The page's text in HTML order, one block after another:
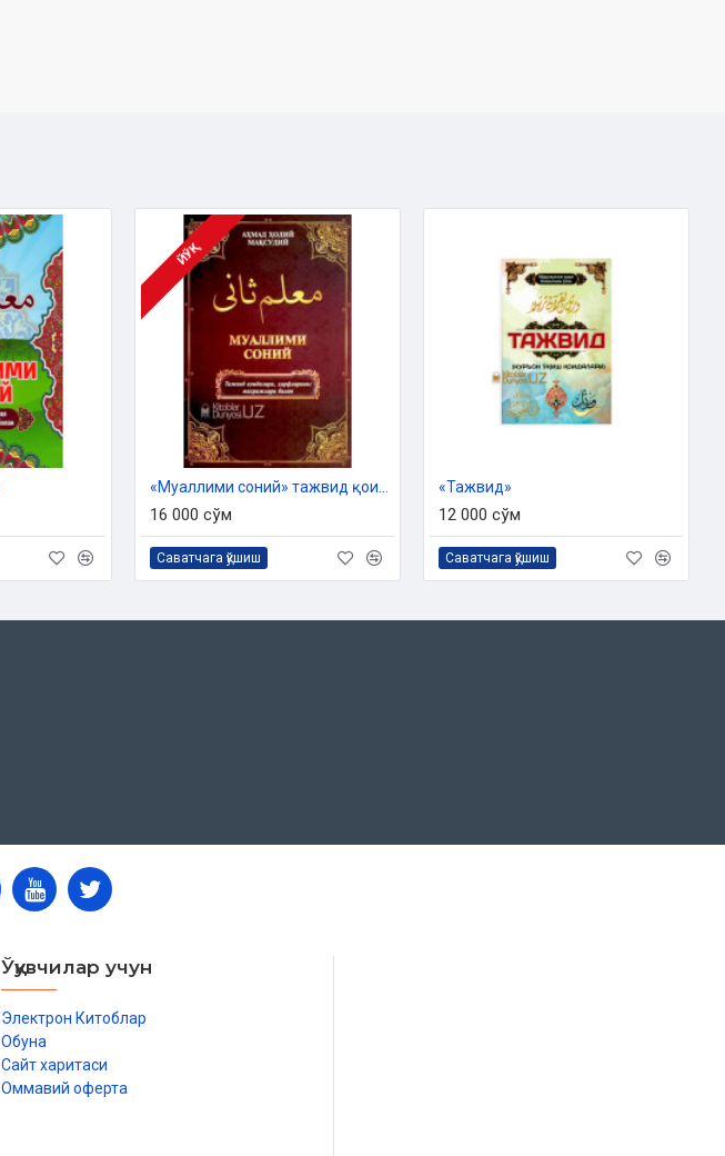
ЙЎҚ
16 000 сўм
Саватчага қўшиш
«Тажвид»
12 000 сўм
Саватчага қўшиш
Ўқувчилар учун
Электрон Китоблар
Обуна
Сайт харитаси
Оммавий оферта